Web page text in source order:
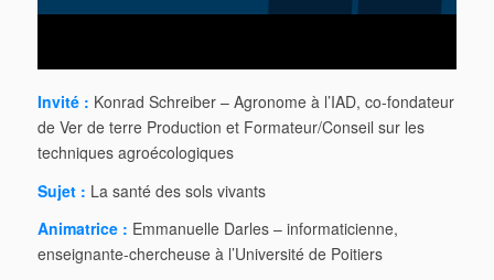
Invité : Konrad Schreiber – Agronome à l’IAD, co-fondateur
de Ver de terre Production et Formateur/Conseil sur les
techniques agroécologiques
Sujet : La santé des sols vivants
Animatrice : Emmanuelle Darles – informaticienne,
enseignante-chercheuse à l’Université de Poitiers